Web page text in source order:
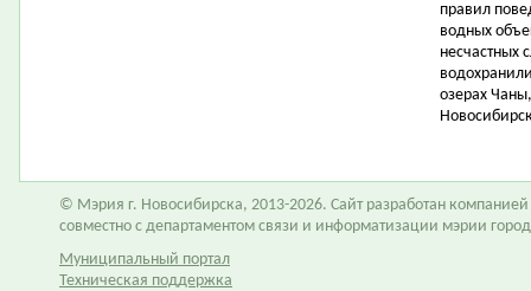
правил
водных
несчастных
озерах
© Мэрия г. Новосибирска, 2013-2026. Сайт разработан компанией
совместно с департаментом связи и информатизации мэрии
Муниципальный портал
Техническая поддержка